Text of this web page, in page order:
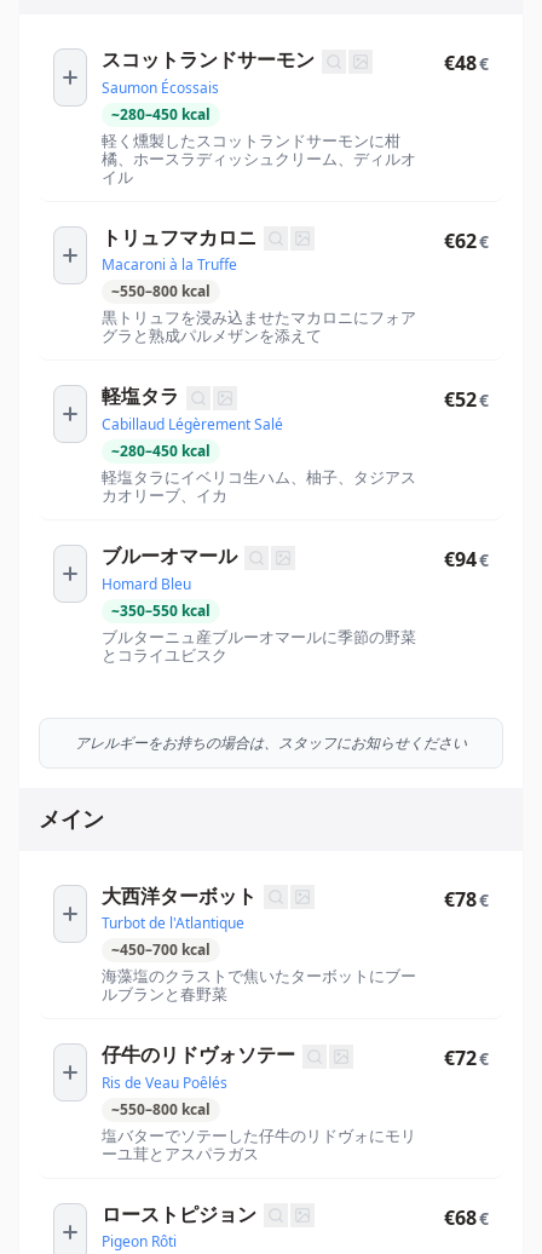
スコットランドサーモン
Saumon Écossais
~280–450 kcal
軽く燻製したスコットランドサーモンに柑
橘、ホースラディッシュクリーム、ディルオ
イル
€48€
トリュフマカロニ
Macaroni à la Truffe
~550–800 kcal
黒トリュフを浸み込ませたマカロニにフォア
グラと熟成パルメザンを添えて
€62€
軽塩タラ
Cabillaud Légèrement Salé
~280–450 kcal
軽塩タラにイベリコ生ハム、柚子、タジアス
カオリーブ、イカ
€52€
ブルーオマール
Homard Bleu
~350–550 kcal
ブルターニュ産ブルーオマールに季節の野菜
とコライユビスク
€94€
アレルギーをお持ちの場合は、スタッフにお知らせください
メイン
大西洋ターボット
Turbot de l'Atlantique
~450–700 kcal
海藻塩のクラストで焦いたターボットにブー
ルブランと春野菜
€78€
仔牛のリドヴォソテー
Ris de Veau Poêlés
~550–800 kcal
塩バターでソテーした仔牛のリドヴォにモリ
ーユ茸とアスパラガス
€72€
ローストピジョン
Pigeon Rôti
€68€